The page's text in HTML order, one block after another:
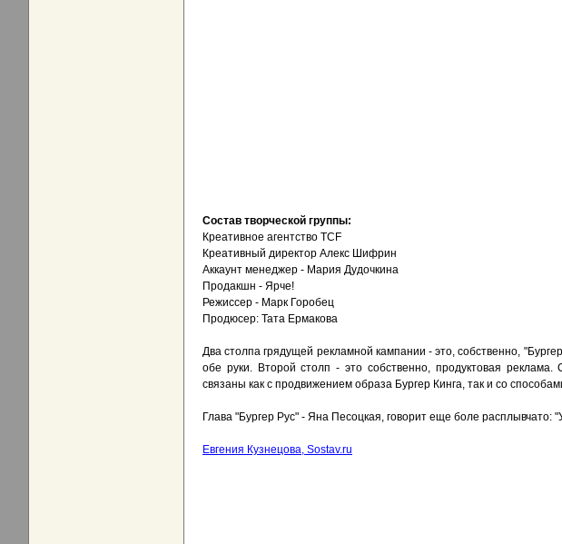
Состав творческой группы:
Креативное агентство TCF
Креативный директор Алекс Шифрин
Аккаунт менеджер - Мария Дудочкина
Продакшн - Ярче!
Режиссер - Марк Горобец
Продюсер: Тата Ермакова
Два столпа грядущей рекламной кампании - это, собственно,
обе руки. Второй столп - это собственно, продуктовая
связаны как с продвижением образа Бургер Кинга, так и со
Глава "Бургер Рус" - Яна Песоцкая, говорит еще боле
Евгения Кузнецова, Sostav.ru